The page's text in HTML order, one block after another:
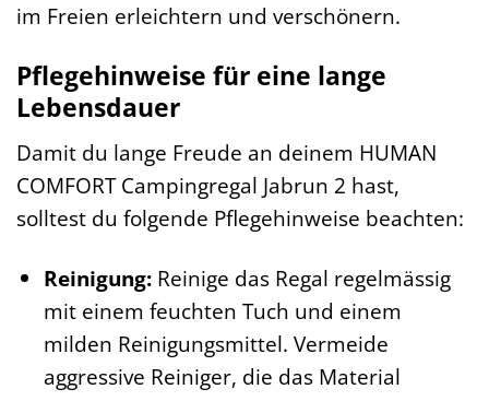
im Freien erleichtern und verschönern.
Pflegehinweise für eine lange
Lebensdauer
Damit du lange Freude an deinem HUMAN
COMFORT Campingregal Jabrun 2 hast,
solltest du folgende Pflegehinweise beachten:
Reinigung:Reinige das Regal regelmässig
mit einem feuchten Tuch und einem
milden Reinigungsmittel. Vermeide
aggressive Reiniger, die das Material